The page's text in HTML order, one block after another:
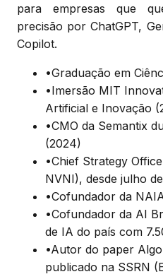
para empresas que
precisão por ChatGPT,
Copilot.
•Graduação em
•Imersão MIT
Artificial e Inovação
•CMO da Semantix
(2024)
•Chief Strategy
NVNI), desde julho
•Cofundador da
•Cofundador da AI
de IA do país com
•Autor do paper
publicado na SSRN